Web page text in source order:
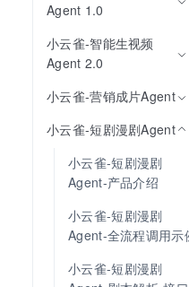
Agent 1.0
小云雀-智能生视频
Agent 2.0
小云雀-营销成片Agent
小云雀-短剧漫剧Agent
小云雀-短剧漫剧
Agent-产品介绍
小云雀-短剧漫剧
Agent-全流程调用示
小云雀-短剧漫剧